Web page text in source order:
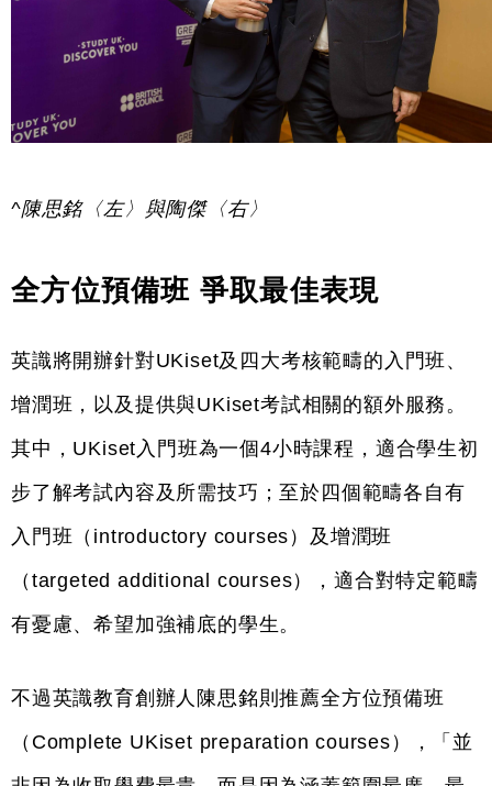
^陳思銘〈左〉與陶傑〈右〉
全方位預備班 爭取最佳表現
英識將開辦針對UKiset及四大考核範疇的入門班、
增潤班，以及提供與UKiset考試相關的額外服務。
其中，UKiset入門班為一個4小時課程，適合學生初
步了解考試內容及所需技巧；至於四個範疇各自有
入門班（introductory courses）及增潤班
（targeted additional courses），適合對特定範疇
有憂慮、希望加強補底的學生。
不過英識教育創辦人陳思銘則推薦全方位預備班
（Complete UKiset preparation courses），「並